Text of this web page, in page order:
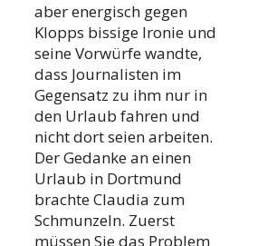
aber energisch gegen
Klopps bissige Ironie und
seine Vorwürfe wandte,
dass Journalisten im
Gegensatz zu ihm nur in
den Urlaub fahren und
nicht dort seien arbeiten.
Der Gedanke an einen
Urlaub in Dortmund
brachte Claudia zum
Schmunzeln. Zuerst
müssen Sie das Problem